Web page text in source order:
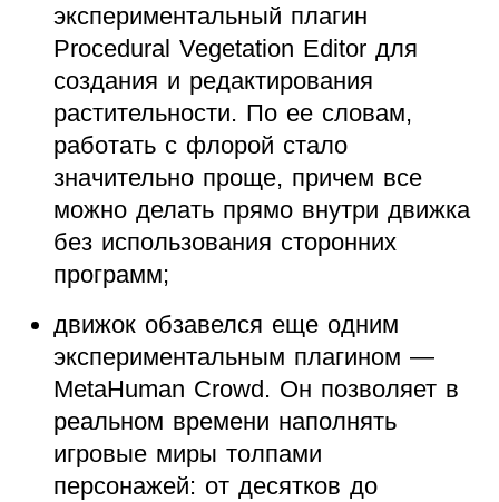
экспериментальный плагин
Procedural Vegetation Editor для
создания и редактирования
растительности. По ее словам,
работать с флорой стало
значительно проще, причем все
можно делать прямо внутри движка
без использования сторонних
программ;
движок обзавелся еще одним
экспериментальным плагином —
MetaHuman Crowd. Он позволяет в
реальном времени наполнять
игровые миры толпами
персонажей: от десятков до